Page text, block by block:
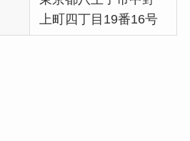
上町四丁目19番16号